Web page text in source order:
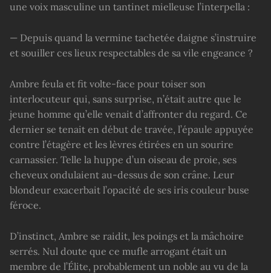
une voix masculine un tantinet mielleuse l’interpella :
— Depuis quand la vermine tachetée daigne s’instruire
et souiller ces lieux respectables de sa vile engeance ?
Ambre feula et fit volte-face pour toiser son
interlocuteur qui, sans surprise, n’était autre que le
jeune homme qu’elle venait d’affronter du regard. Ce
dernier se tenait en début de travée, l’épaule appuyée
contre l’étagère et les lèvres étirées en un sourire
carnassier. Telle la huppe d’un oiseau de proie, ses
cheveux ondulaient au-dessus de son crâne. Leur
blondeur exacerbait l’opacité de ses iris couleur buse
féroce.
D’instinct, Ambre se raidit, les poings et la mâchoire
serrés. Nul doute que ce mufle arrogant était un
membre de l’Élite, probablement un noble au vu de la